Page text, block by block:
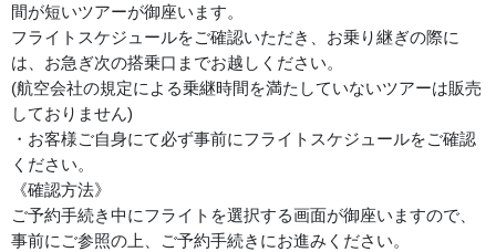
間が短いツアーが御座います。
フライトスケジュールをご確認いただき、お乗り継ぎの際に
は、お急ぎ次の搭乗口までお越しください。
(航空会社の規定による乗継時間を満たしていないツアーは販売
しておりません)
・お客様ご自身にて必ず事前にフライトスケジュールをご確認
ください。
《確認方法》
ご予約手続き中にフライトを選択する画面が御座いますので、
事前にご参照の上、ご予約手続きにお進みください。